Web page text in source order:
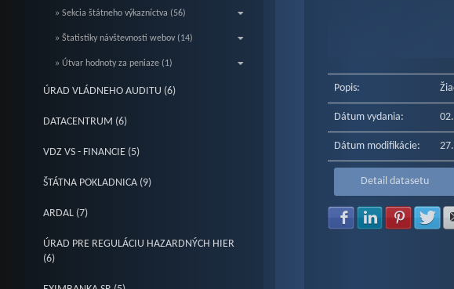
» Sekcia štátneho výkazníctva (56)
» Štatistiky návštevnosti webov (14)
» Útvar hodnoty za peniaze (1)
ÚRAD VLÁDNEHO AUDITU (6)
DATACENTRUM (6)
VDZ VS - FINANCIE (5)
ŠTÁTNA POKLADNICA (9)
ARDAL (7)
ÚRAD PRE REGULÁCIU HAZARDNÝCH HIER
(6)
Popis:
Dátum vydania:
Dátum modifikácie:
Detail datasetu
Zdielať naZdielať na